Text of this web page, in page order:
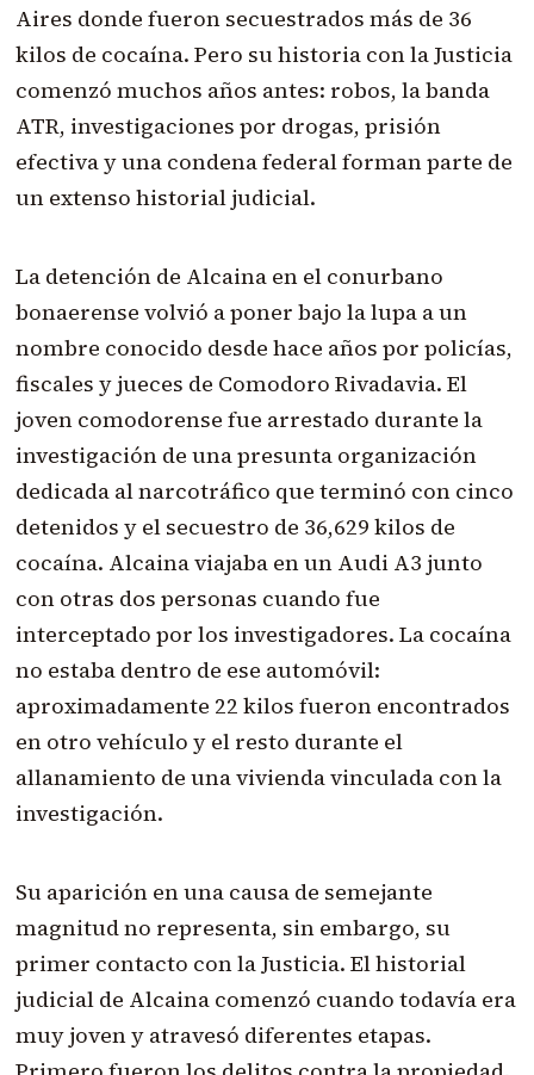
Aires donde fueron secuestrados más de 36
kilos de cocaína. Pero su historia con la Justicia
comenzó muchos años antes: robos, la banda
ATR, investigaciones por drogas, prisión
efectiva y una condena federal forman parte de
un extenso historial judicial.
La detención de Alcaina en el conurbano
bonaerense volvió a poner bajo la lupa a un
nombre conocido desde hace años por policías,
fiscales y jueces de Comodoro Rivadavia. El
joven comodorense fue arrestado durante la
investigación de una presunta organización
dedicada al narcotráfico que terminó con cinco
detenidos y el secuestro de 36,629 kilos de
cocaína. Alcaina viajaba en un Audi A3 junto
con otras dos personas cuando fue
interceptado por los investigadores. La cocaína
no estaba dentro de ese automóvil:
aproximadamente 22 kilos fueron encontrados
en otro vehículo y el resto durante el
allanamiento de una vivienda vinculada con la
investigación.
Su aparición en una causa de semejante
magnitud no representa, sin embargo, su
primer contacto con la Justicia. El historial
judicial de Alcaina comenzó cuando todavía era
muy joven y atravesó diferentes etapas.